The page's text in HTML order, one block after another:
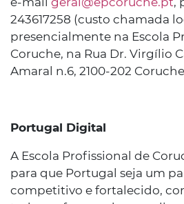
243617258 (custo chamada
presencialmente na Escola
Coruche, na Rua Dr. Virgílio
Amaral n.6, 2100-202
Portugal Digital
A Escola Profissional de
para que Portugal seja um
competitivo e fortalecido,